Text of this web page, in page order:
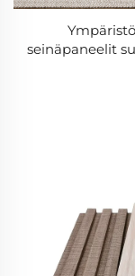
seinäpaneelit